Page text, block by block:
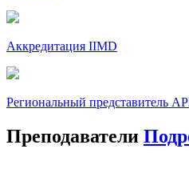
Аккредитация IIMD
Региональный представитель
Преподаватели